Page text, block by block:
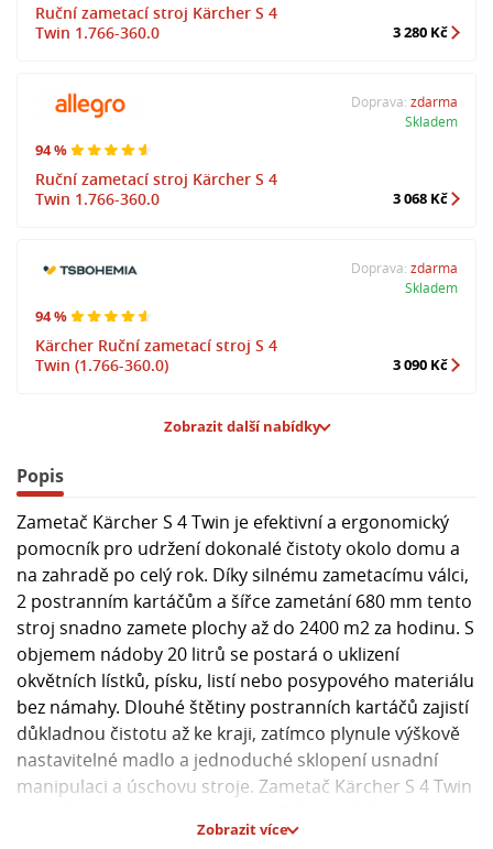
Ruční zametací stroj Kärcher S 4
Twin 1.766-360.0
3 280 Kč
94 %
Ruční zametací stroj Kärcher S 4
Twin 1.766-360.0
Doprava: zdarma
Skladem
3 068 Kč
94 %
Kärcher Ruční zametací stroj S 4
Twin (1.766-360.0)
Doprava: zdarma
Skladem
3 090 Kč
Zobrazit další nabídky
Popis
Zametač Kärcher S 4 Twin je efektivní a ergonomický
pomocník pro udržení dokonalé čistoty okolo domu a
na zahradě po celý rok. Díky silnému zametacímu válci,
2 postranním kartáčům a šířce zametání 680 mm tento
stroj snadno zamete plochy až do 2400 m2 za hodinu. S
objemem nádoby 20 litrů se postará o uklizení
okvětních lístků, písku, listí nebo posypového materiálu
bez námahy. Dlouhé štětiny postranních kartáčů zajistí
důkladnou čistotu až ke kraji, zatímco plynule výškově
nastavitelné madlo a jednoduché sklopení usnadní
manipulaci a úschovu stroje. Zametač Kärcher S 4 Twin
jednoduchou montáž a používání bez nutnosti použití
Zobrazit více